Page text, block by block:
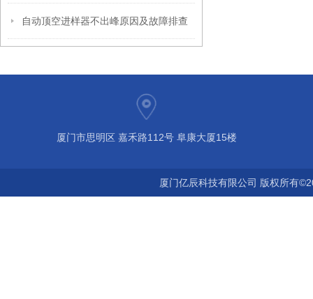
自动顶空进样器不出峰原因及故障排查
厦门市思明区 嘉禾路112号 阜康大厦15楼
厦门亿辰科技有限公司 版权所有